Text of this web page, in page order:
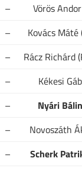
–
Vörös
–
Kovács
–
Rácz Richárd
–
Kékesi
–
Nyári
–
Novoszáth
– Scherk